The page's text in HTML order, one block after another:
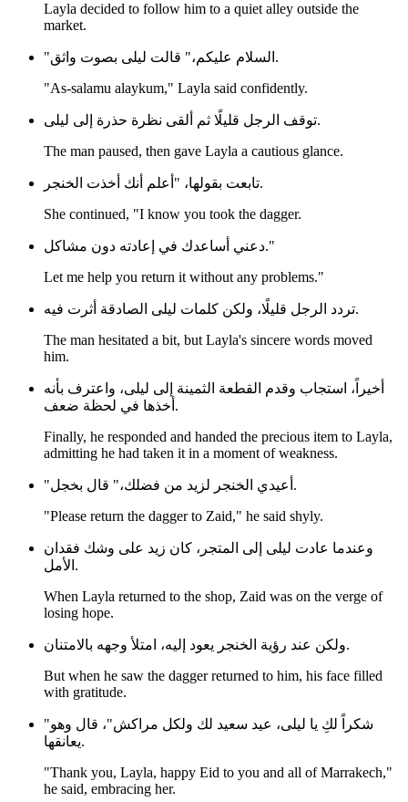
Layla decided to follow him to a quiet alley outside the
market.
"السلام عليكم،" قالت ليلى بصوت واثق.
"As-salamu alaykum," Layla said confidently.
توقف الرجل قليلًا ثم ألقى نظرة حذرة إلى ليلى.
The man paused, then gave Layla a cautious glance.
تابعت بقولها، "أعلم أنك أخذت الخنجر.
She continued, "I know you took the dagger.
دعني أساعدك في إعادته دون مشاكل."
Let me help you return it without any problems."
تردد الرجل قليلًا، ولكن كلمات ليلى الصادقة أثرت فيه.
The man hesitated a bit, but Layla's sincere words moved
him.
أخيراً، استجاب وقدم القطعة الثمينة إلى ليلى، واعترف بأنه
أخذها في لحظة ضعف.
Finally, he responded and handed the precious item to Layla,
admitting he had taken it in a moment of weakness.
"أعيدي الخنجر لزيد من فضلك،" قال بخجل.
"Please return the dagger to Zaid," he said shyly.
وعندما عادت ليلى إلى المتجر، كان زيد على وشك فقدان
الأمل.
When Layla returned to the shop, Zaid was on the verge of
losing hope.
ولكن عند رؤية الخنجر يعود إليه، امتلأ وجهه بالامتنان.
But when he saw the dagger returned to him, his face filled
with gratitude.
"شكراً لكِ يا ليلى، عيد سعيد لك ولكل مراكش"، قال وهو
يعانقها.
"Thank you, Layla, happy Eid to you and all of Marrakech,"
he said, embracing her.